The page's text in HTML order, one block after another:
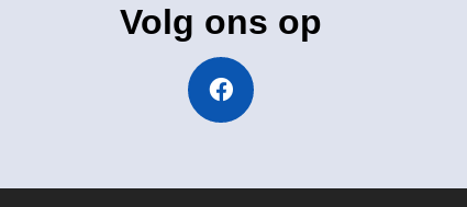
Volg ons op